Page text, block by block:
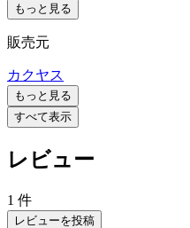
もっと見る
販売元
カクヤス
もっと見る
すべて表示
レビュー
1 件
レビューを投稿